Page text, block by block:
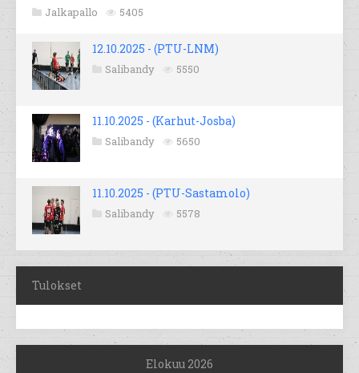
Jalkapallo 5405
12.10.2025 - (PTU-LNM)
Salibandy 5550
11.10.2025 - (Karhut-Josba)
Salibandy 5650
11.10.2025 - (PTU-Sastamolo)
Salibandy 5578
Tulokset
Elokuu 2026